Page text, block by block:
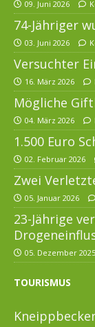
09. Juni 2026
74-Jähriger
03. Juni 2026
Versuchter
16. März 2026
Mögliche
04. März 2026
1.500 Euro
02. Februar 2026
Zwei
05. Januar 2026
23-Jährige
05. Dezember 2025
TOURISMUS